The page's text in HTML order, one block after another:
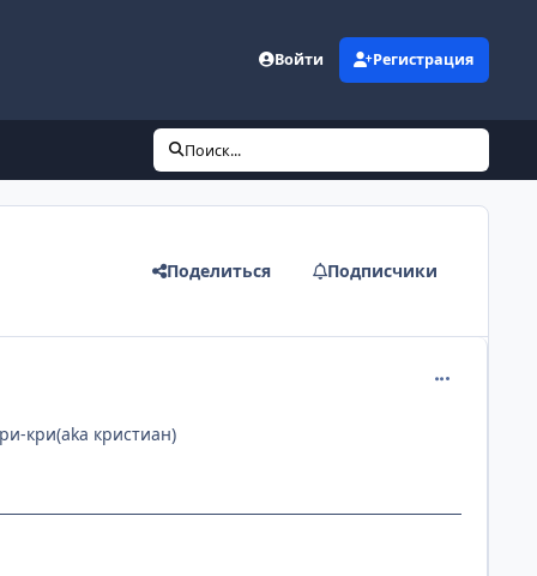
Войти Регистрация
Поиск...
Поделиться Подписчики
кри(aka кристиан)